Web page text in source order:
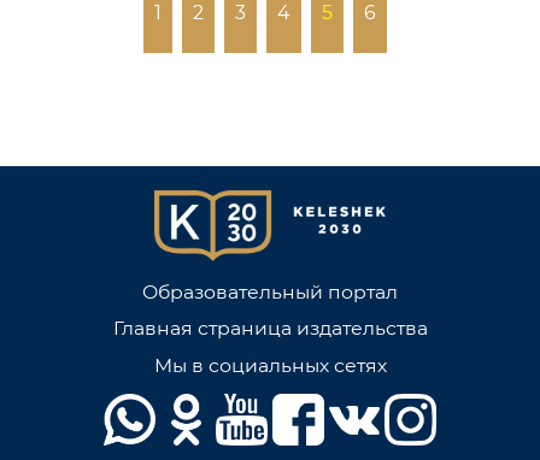
1 2 3 4 5 6
Образовательный портал
Главная страница издательства
Мы в социальных сетях